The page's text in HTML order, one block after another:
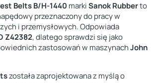
Belts B/H-1440 markiSanok Rubberto
przeznaczony do pracy w
i przemysłowych. Odpowiada
Z42382, dlatego sprawdzi się jako
zastosowań w maszynachJohn
została zaprojektowana z myślą o